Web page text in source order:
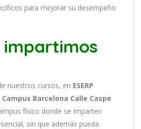
para mejorar su desempeño
impartimos
nuestros cursos, en ESERP
Barcelona Calle Caspe
físico donde se imparten
sin que además pueda